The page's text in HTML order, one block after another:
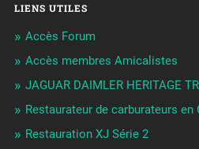
LIENS UTILES
Accès Forum
Accès membres Amicalistes
JAGUAR DAIMLER HERITAGE
Restaurateur de carburateurs en
Restauration XJ Série 2